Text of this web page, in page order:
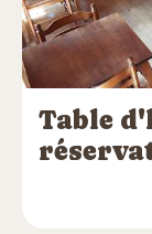
Table